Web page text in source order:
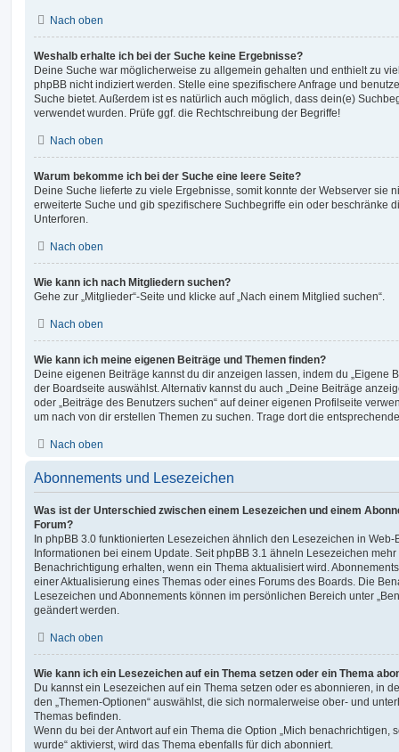
Nach oben
Weshalb erhalte ich bei der Suche keine Ergebnisse?
Deine Suche war möglicherweise zu allgemein gehalten und enthielt zu
phpBB nicht indiziert werden. Stelle eine spezifischere Anfrage und
Suche bietet. Außerdem ist es natürlich auch möglich, dass dein(e)
verwendet wurden. Prüfe ggf. die Rechtschreibung der Begriffe!
Nach oben
Warum bekomme ich bei der Suche eine leere Seite?
Deine Suche lieferte zu viele Ergebnisse, somit konnte der Webserver sie
erweiterte Suche und gib spezifischere Suchbegriffe ein oder beschränke
Unterforen.
Nach oben
Wie kann ich nach Mitgliedern suchen?
Gehe zur „Mitglieder“-Seite und klicke auf „Nach einem Mitglied suchen“.
Nach oben
Wie kann ich meine eigenen Beiträge und Themen finden?
Deine eigenen Beiträge kannst du dir anzeigen lassen, indem du „Eigene
der Boardseite auswählst. Alternativ kannst du auch „Deine Beiträge
oder „Beiträge des Benutzers suchen“ auf deiner eigenen Profilseite
um nach von dir erstellen Themen zu suchen. Trage dort die
Nach oben
Abonnements und Lesezeichen
Was ist der Unterschied zwischen einem Lesezeichen und einem
Forum?
In phpBB 3.0 funktionierten Lesezeichen ähnlich den Lesezeichen in
Informationen bei einem Update. Seit phpBB 3.1 ähneln Lesezeichen
Benachrichtigung erhalten, wenn ein Thema aktualisiert wird.
einer Aktualisierung eines Themas oder eines Forums des Boards. Die
Lesezeichen und Abonnements können im persönlichen Bereich unter
geändert werden.
Nach oben
Wie kann ich ein Lesezeichen auf ein Thema setzen oder ein Thema
Du kannst ein Lesezeichen auf ein Thema setzen oder es abonnieren, in
den „Themen-Optionen“ auswählst, die sich normalerweise ober- und
Themas befinden.
Wenn du bei der Antwort auf ein Thema die Option „Mich benachrichtigen,
wurde“ aktivierst, wird das Thema ebenfalls für dich abonniert.